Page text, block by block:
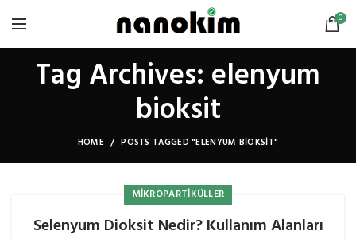
0
Tag Archives: elenyum
bioksit
HOME POSTS TAGGED "ELENYUM BIOKSIT"
MIKROPARTIKÜLLER
Selenyum Dioksit Nedir? Kullanım Alanları